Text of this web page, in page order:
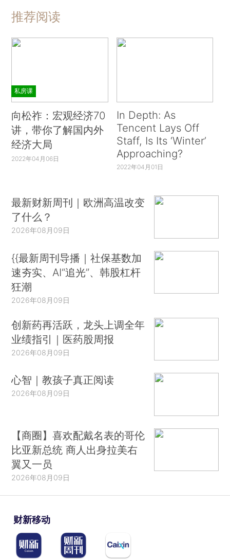
推荐阅读
私房课
向松祚：宏观经济70
讲，带你了解国内外
经济大局
2022年04月06日
In Depth: As
Tencent Lays Off
Staff, Is Its ‘Winter’
Approaching?
2022年04月01日
最新财新周刊｜欧洲高温改变
了什么？
2026年08月09日
{{最新周刊导播｜社保基数加
速夯实、AI“追光”、韩股杠杆
狂潮
2026年08月09日
创新药再活跃，龙头上调全年
业绩指引｜医药股周报
2026年08月09日
心智｜教孩子真正阅读
2026年08月09日
【商圈】喜欢配戴名表的哥伦
比亚新总统 商人出身拉美右
翼又一员
2026年08月09日
财新移动